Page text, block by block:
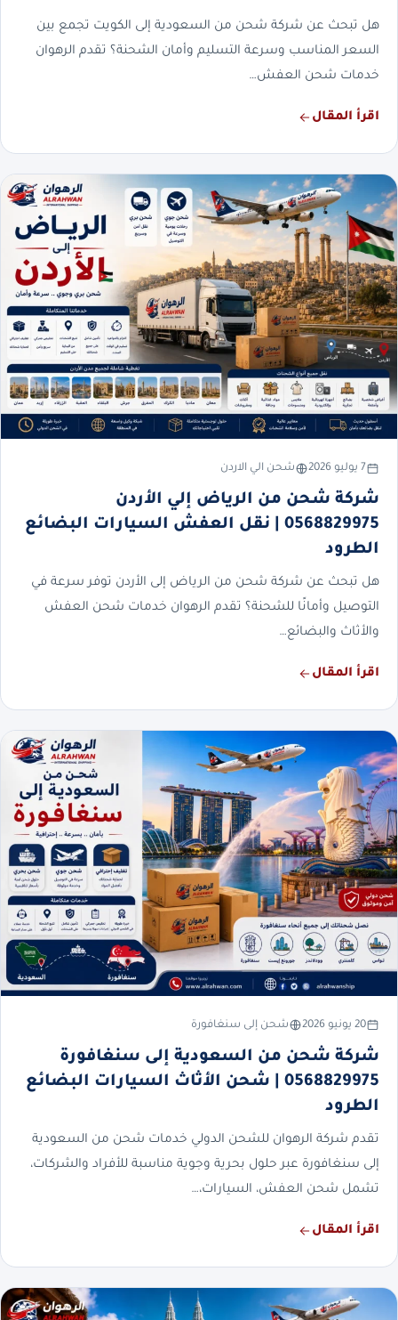
هل تبحث عن شركة شحن من السعودية إلى الكويت تجمع بين
السعر المناسب وسرعة التسليم وأمان الشحنة؟ تقدم الرهوان
خدمات شحن العفش…
اقرأ المقال
7 يوليو 2026 شحن الي الاردن
شركة شحن من الرياض إلي الأردن
0568829975 | نقل العفش السيارات البضائع
الطرود
هل تبحث عن شركة شحن من الرياض إلى الأردن توفر سرعة في
التوصيل وأمانًا للشحنة؟ تقدم الرهوان خدمات شحن العفش
والأثاث والبضائع…
اقرأ المقال
20 يونيو 2026 شحن إلى سنغافورة
شركة شحن من السعودية إلى سنغافورة
0568829975 | شحن الأثاث السيارات البضائع
الطرود
تقدم شركة الرهوان للشحن الدولي خدمات شحن من السعودية
إلى سنغافورة عبر حلول بحرية وجوية مناسبة للأفراد والشركات،
تشمل شحن العفش، السيارات،…
اقرأ المقال